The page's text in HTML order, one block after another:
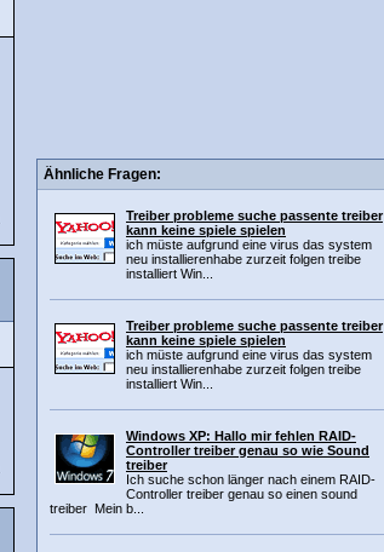
Ähnliche Fragen:
Treiber probleme suche passente treiber
kann keine spiele spielen
ich müste aufgrund eine virus das system
neu installierenhabe zurzeit folgen treibe
installiert Win...
Treiber probleme suche passente treiber
kann keine spiele spielen
ich müste aufgrund eine virus das system
neu installierenhabe zurzeit folgen treibe
installiert Win...
Windows XP: Hallo mir fehlen RAID-
Controller treiber genau so wie Sound
treiber
Ich suche schon länger nach einem RAID-
Controller treiber genau so einen sound
treiber Mein b...